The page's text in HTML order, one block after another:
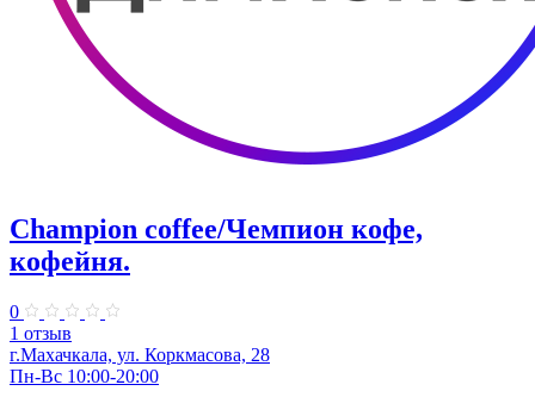
Champion coffee/Чемпион кофе,
кофейня.
0
1 отзыв
г.Махачкала, ул. Коркмасова, 28
Пн-Вс 10:00-20:00